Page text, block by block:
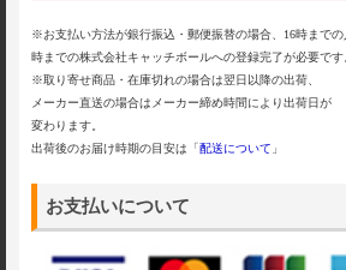
※お支払い方法が銀行振込・郵便振替の場合、16時まで
時までの株式会社キャッチボールへの登録完了が必要です
※取り寄せ商品・在庫切れの場合は翌日以降の出荷、
メーカー直送の場合はメーカー締め時間により出荷日が
変わります。
出荷後のお届け時期の目安は「配送について 」
お支払いについて